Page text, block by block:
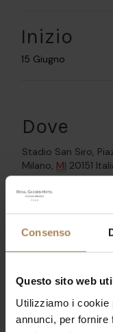
Consenso
Questo sito web
Utilizziamo i cookie
annunci, per fornire
Inizio
15 Giugno
Dove
Stadio San Siro,
Milano MI 20151
→ Google Maps
La prima volta di
successi e
L’evento, che
prospetta una